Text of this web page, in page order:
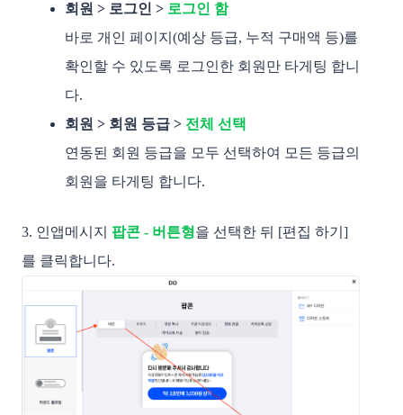
회원 > 로그인 > 로그인 함
바로 개인 페이지(예상 등급, 누적 구매액 등)를
확인할 수 있도록 로그인한 회원만 타게팅 합니
다.
회원 > 회원 등급 > 전체 선택
연동된 회원 등급을 모두 선택하여 모든 등급의
회원을 타게팅 합니다.
3. 인앱메시지 팝콘 - 버튼형을 선택한 뒤 [편집 하기]
를 클릭합니다.